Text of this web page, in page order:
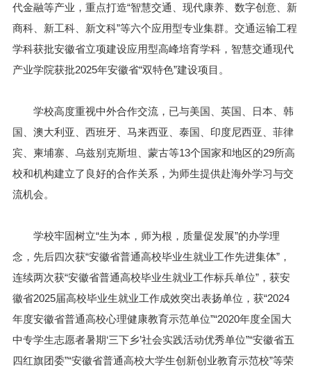
代金融等产业，重点打造“智慧交通、现代康养、数字创意、新
商科、新工科、新文科”等六个应用型专业集群。交通运输工程
学科获批安徽省立项建设应用型高峰培育学科，智慧交通现代
产业学院获批2025年安徽省“双特色”建设项目。
学校高度重视中外合作交流，已与美国、英国、日本、韩
国、澳大利亚、西班牙、马来西亚、泰国、印度尼西亚、菲律
宾、柬埔寨、乌兹别克斯坦、蒙古等13个国家和地区的29所高
校和机构建立了良好的合作关系，为师生提供赴海外学习与交
流机会。
学校牢固树立“生为本，师为根，质量促发展”的办学理
念，先后四次获“安徽省普通高校毕业生就业工作先进集体”，
连续两次获“安徽省普通高校毕业生就业工作标兵单位”，获安
徽省2025届高校毕业生就业工作成效突出表扬单位，获“2024
年度安徽省普通高校心理健康教育示范单位”“2020年度全国大
中专学生志愿者暑期‘三下乡’社会实践活动优秀单位”“安徽省五
四红旗团委”“安徽省普通高校大学生创新创业教育示范校”等荣